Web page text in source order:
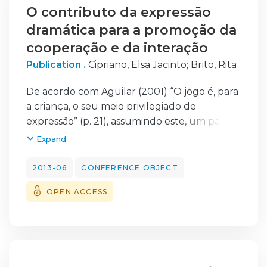
the network and to do the diagnosis of the
main problems, namely, the type of inflows,
the magnitude of its occurrence and the
places where the impacts are most relevant.
This paper presents the application of an
estimation methodology of RDII to a
Portuguese case study.
O contributo da expressão
dramática para a promoção da
cooperação e da interação
Publication . Cipriano, Elsa Jacinto; Brito, Rita
De acordo com Aguilar (2001) “O jogo é, para
a criança, o seu meio privilegiado de
expressão” (p. 21), assumindo este, um papel
primordial no desenvolvimento da
singular de aprendizagem ativa, de
interação, de comunicação e de cooperação.
Assim, o jogo dramático é defendido por
Expand
2013-06 CONFERENCE OBJECT
OPEN ACCESS